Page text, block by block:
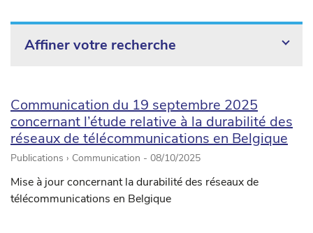
Affiner votre recherche
Communication du 19 septembre 2025
concernant l’étude relative à la durabilité des
réseaux de télécommunications en Belgique
Publications › Communication - 08/10/2025
Mise à jour concernant la durabilité des réseaux de
télécommunications en Belgique